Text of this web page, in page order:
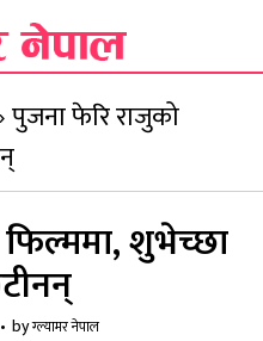
पुजना फेरि राजुको
शुभेच्छा
byग्ल्यामर नेपाल